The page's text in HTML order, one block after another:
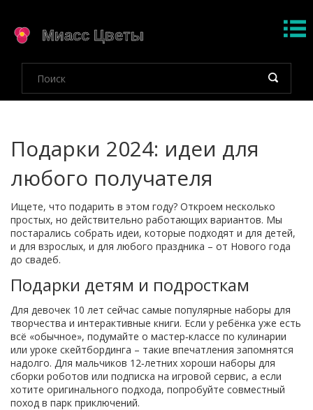
Подарки 2024: идеи для
любого получателя
Ищете, что подарить в этом году? Откроем несколько
простых, но действительно работающих вариантов. Мы
постарались собрать идеи, которые подходят и для детей,
и для взрослых, и для любого праздника – от Нового года
до свадеб.
Подарки детям и подросткам
Для девочек 10 лет сейчас самые популярные наборы для
творчества и интерактивные книги. Если у ребёнка уже есть
всё «обычное», подумайте о мастер‑классе по кулинарии
или уроке скейтбординга – такие впечатления запомнятся
надолго. Для мальчиков 12‑летних хороши наборы для
сборки роботов или подписка на игровой сервис, а если
хотите оригинального подхода, попробуйте совместный
поход в парк приключений.